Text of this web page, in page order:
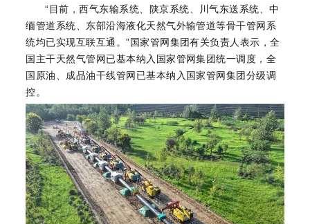
“目前，西气东输系统、陕京系统、川气东送系统、中
缅管道系统、东部沿海液化天然气外输管道等骨干管网系
统均已实现互联互通。”国家管网集团有关负责人表示，全
国主干天然气管网已基本纳入国家管网集团统一调度，全
国原油、成品油干线管网已基本纳入国家管网集团分级调
控。